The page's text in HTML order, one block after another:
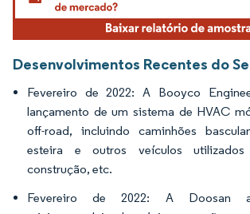
Desenvolvimentos Recentes do
Fevereiro de 2022: A Booyco
lançamento de um sistema de HVAC
off-road, incluindo caminhões
esteira e outros veículos utilizados
construção, etc.
Fevereiro de 2022: A Doosan